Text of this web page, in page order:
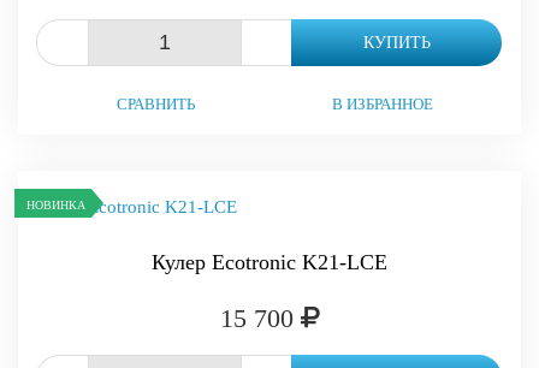
КУПИТЬ
СРАВНИТЬ В ИЗБРАННОЕ
НОВИНКА
Кулер Ecotronic K21-LCE
15 700